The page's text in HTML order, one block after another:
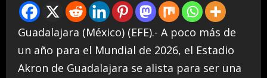
Guadalajara (México) (EFE).- A poco más de
un año para el Mundial de 2026, el Estadio
Akron de Guadalajara se alista para ser una